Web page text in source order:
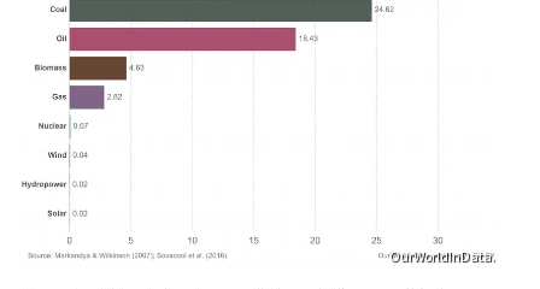
OurWorldInData.